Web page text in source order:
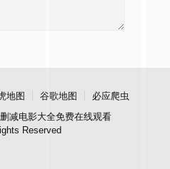
地图 谷歌地图
必应爬虫
减电影大全免费在线观看
Reserved